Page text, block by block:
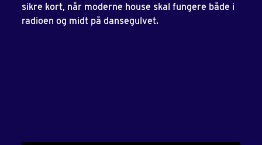
sikre kort, når moderne house skal fungere både i
radioen og midt på dansegulvet.